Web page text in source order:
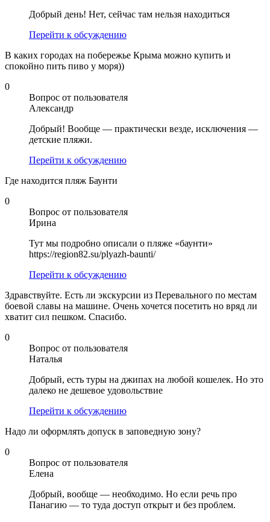
Добрый день! Нет, сейчас там нельзя находиться
Перейти к обсуждению
В каких городах на побережье Крыма можно купить и
спокойно пить пиво у моря))
0
Вопрос от пользователя
Александр
Добрый! Вообще — практически везде, исключения —
детские пляжи.
Перейти к обсуждению
Где находится пляж Баунти
0
Вопрос от пользователя
Ирина
Тут мы подробно описали о пляже «баунти»
https://region82.su/plyazh-baunti/
Перейти к обсуждению
Здравствуйте. Есть ли экскурсии из Перевального по местам
боевой славы на машине. Очень хочется посетить но вряд ли
хватит сил пешком. Спасибо.
0
Вопрос от пользователя
Наталья
Добрый, есть туры на джипах на любой кошелек. Но это
далеко не дешевое удовольствие
Перейти к обсуждению
Надо ли оформлять допуск в заповедную зону?
0
Вопрос от пользователя
Елена
Добрый, вообще — необходимо. Но если речь про
Панагию — то туда доступ открыт и без проблем.